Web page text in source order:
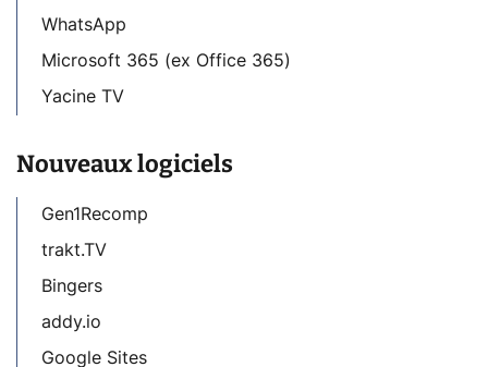
WhatsApp
Microsoft 365 (ex Office 365)
Yacine TV
Nouveaux logiciels
Gen1Recomp
trakt.TV
Bingers
addy.io
Google Sites